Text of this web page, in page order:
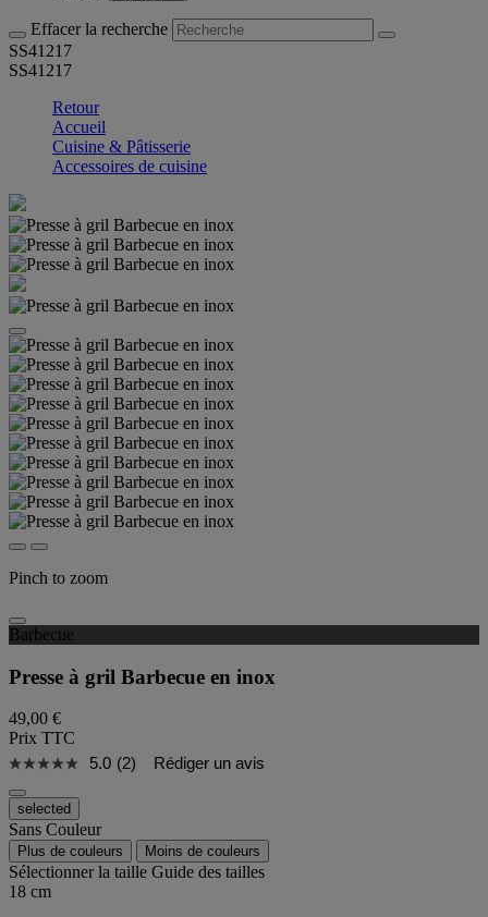
Effacer la recherche
SS41217
SS41217
Retour
Accueil
Cuisine & Pâtisserie
Accessoires de cuisine
Pinch to zoom
Barbecue
Presse à gril Barbecue en inox
49,00 €
Prix TTC
5.0 (2) Rédiger un avis
selected
Sans Couleur
Plus de couleurs Moins de couleurs
Sélectionner la taille Guide des tailles
18 cm